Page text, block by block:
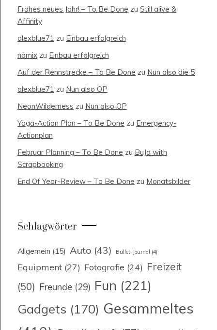
Frohes neues Jahr! – To Be Done zu Still alive &
Affinity
alexblue71 zu Einbau erfolgreich
nömix zu Einbau erfolgreich
Auf der Rennstrecke – To Be Done zu Nun also die 5
alexblue71 zu Nun also OP
NeonWilderness zu Nun also OP
Yoga-Action Plan – To Be Done zu Emergency-
Actionplan
Februar Planning – To Be Done zu BuJo with
Scrapbooking
End Of Year-Review – To Be Done zu Monatsbilder
Schlagwörter
Allgemein (15) Auto (43) Bullet-Journal (4)
Equipment (27) Fotografie (24) Freizeit
(50) Freunde (29) Fun (221)
Gadgets (170) Gesammeltes